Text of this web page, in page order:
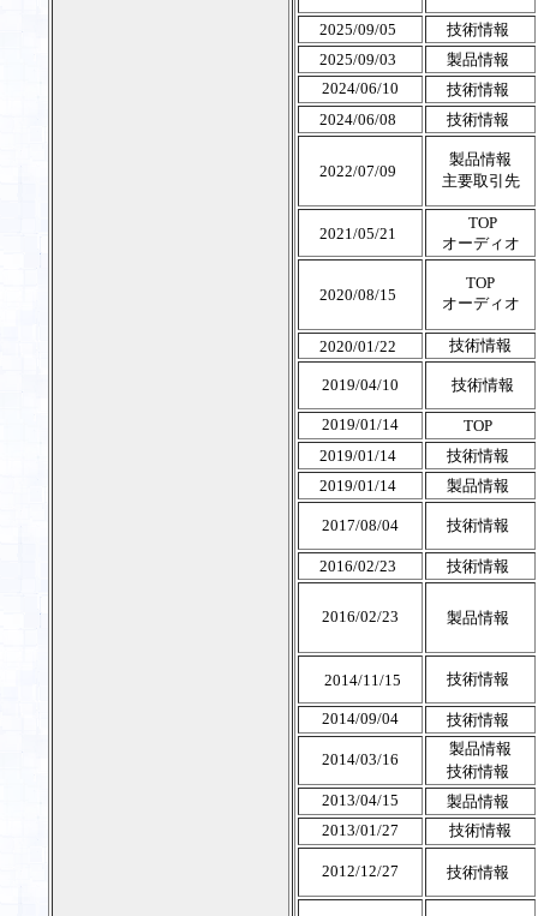
2025/09/05
技術情報
2025/09/03
製品情報
2024/06/10
技術情報
2024/06/08
技術情報
2022/07/09
製品情報
主要取引先
2021/05/21
TOP
オーディオ
2020/08/15
TOP
オーディオ
2020/01/22 技術情報
2019/04/10 技術情報
2019/01/14
TOP
2019/01/14
技術情報
2019/01/14
製品情報
2017/08/04 技術情報
2016/02/23 技術情報
2016/02/23 製品情報
2014/11/15 技術情報
2014/09/04 技術情報
2014/03/16
製品情報
技術情報
2013/04/15
製品情報
2013/01/27
技術情報
2012/12/27 技術情報